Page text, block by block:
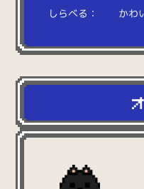
しらべる： かわ